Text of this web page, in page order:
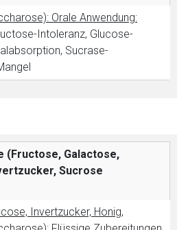
Orale Anwendung:
Intoleranz, Glucose-
Sucrase-
(Fructose, Galactose,
Sucrose
Invertzucker, Honig,